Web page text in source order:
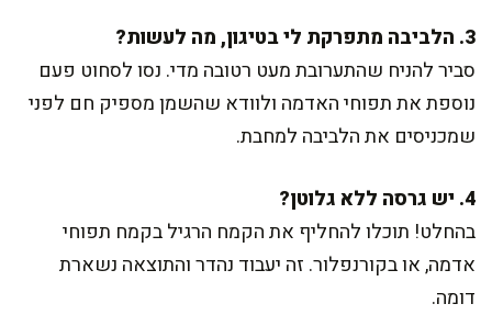
3. הלביבה מתפרקת לי בטיגון, מה לעשות?
סביר להניח שהתערובת מעט רטובה מדי. נסו לסחוט פעם
נוספת את תפוחי האדמה ולוודא שהשמן מספיק חם לפני
שמכניסים את הלביבה למחבת.
4. יש גרסה ללא גלוטן?
בהחלט! תוכלו להחליף את הקמח הרגיל בקמח תפוחי
אדמה, או בקורנפלור. זה יעבוד נהדר והתוצאה נשארת
דומה.